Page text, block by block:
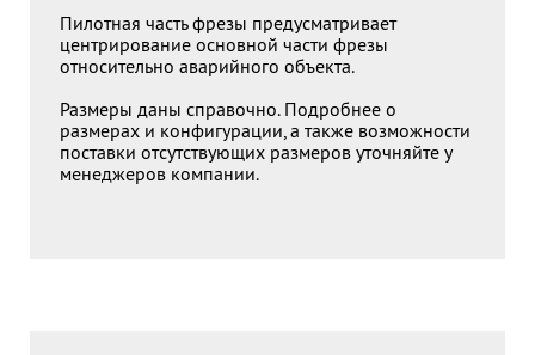
Пилотная часть фрезы предусматривает
центрирование основной части фрезы
относительно аварийного объекта.
Размеры даны справочно. Подробнее о
размерах и конфигурации, а также возможности
поставки отсутствующих размеров уточняйте у
менеджеров компании.